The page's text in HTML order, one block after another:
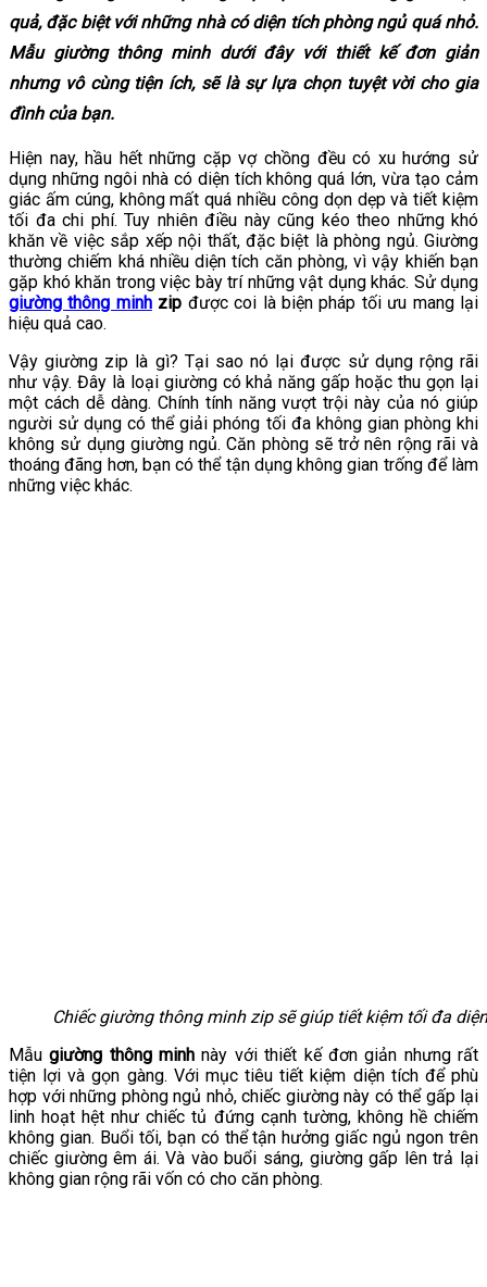
quả, đặc biệt với những nhà có diện tích phòng ngủ quá nhỏ.
Mẫu giường thông minh dưới đây với thiết kế đơn giản
nhưng vô cùng tiện ích, sẽ là sự lựa chọn tuyệt vời cho gia
đình của bạn.
Hiện nay, hầu hết những cặp vợ chồng đều có xu hướng sử
dụng những ngôi nhà có diện tích không quá lớn, vừa tạo cảm
giác ấm cúng, không mất quá nhiều công dọn dẹp và tiết kiệm
tối đa chi phí. Tuy nhiên điều này cũng kéo theo những khó
khăn về việc sắp xếp nội thất, đặc biệt là phòng ngủ. Giường
thường chiếm khá nhiều diện tích căn phòng, vì vậy khiến bạn
gặp khó khăn trong việc bày trí những vật dụng khác. Sử dụng
giường thông minhzip được coi là biện pháp tối ưu mang lại
hiệu quả cao.
Vậy giường zip là gì? Tại sao nó lại được sử dụng rộng rãi
như vậy. Đây là loại giường có khả năng gấp hoặc thu gọn lại
một cách dễ dàng. Chính tính năng vượt trội này của nó giúp
người sử dụng có thể giải phóng tối đa không gian phòng khi
không sử dụng giường ngủ. Căn phòng sẽ trở nên rộng rãi và
thoáng đãng hơn, bạn có thể tận dụng không gian trống để làm
những việc khác.
Chiếc giường thông minh zip sẽ giúp tiết kiệm tối đa
Mẫugiường thông minh này với thiết kế đơn giản nhưng rất
tiện lợi và gọn gàng. Với mục tiêu tiết kiệm diện tích để phù
hợp với những phòng ngủ nhỏ, chiếc giường này có thể gấp lại
linh hoạt hệt như chiếc tủ đứng cạnh tường, không hề chiếm
không gian. Buổi tối, bạn có thể tận hưởng giấc ngủ ngon trên
chiếc giường êm ái. Và vào buổi sáng, giường gấp lên trả lại
không gian rộng rãi vốn có cho căn phòng.